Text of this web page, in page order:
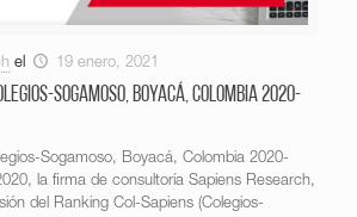
el 19 enero, 2021
Sogamoso, Boyacá, Colombia 2020-
Sogamoso, Boyacá, Colombia 2020-
la firma de consultoría Sapiens Research,
del Ranking Col-Sapiens (Colegios-